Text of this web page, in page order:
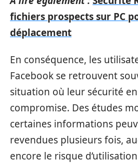
fichiers prospects sur PC
déplacement
En conséquence, les
Facebook se retrouvent
situation où leur sécurité
compromise. Des études
certaines informations
revendues plusieurs fois,
encore le risque